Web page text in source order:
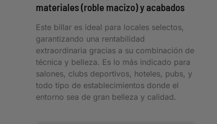
materiales (roble macizo) y acabados
Este billar es ideal para locales selectos,
garantizando una rentabilidad
extraordinaria gracias a su combinación de
técnica y belleza. Es lo más indicado para
salones, clubs deportivos, hoteles, pubs, y
todo tipo de establecimientos donde el
entorno sea de gran belleza y calidad.